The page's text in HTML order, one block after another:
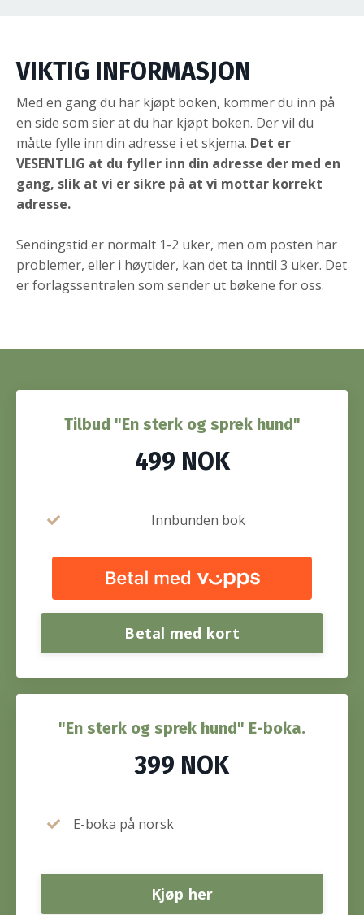
VIKTIG INFORMASJON
Med en gang du har kjøpt boken, kommer du inn på
en side som sier at du har kjøpt boken. Der vil du
måtte fylle inn din adresse i et skjema. Det er
VESENTLIG at du fyller inn din adresse der med en
gang, slik at vi er sikre på at vi mottar korrekt
adresse.
Sendingstid er normalt 1-2 uker, men om posten har
problemer, eller i høytider, kan det ta inntil 3 uker. Det
er forlagssentralen som sender ut bøkene for oss.
Tilbud "En sterk og sprek hund"
499 NOK
Innbunden bok
Betal med kort
"En sterk og sprek hund" E-boka.
399 NOK
E-boka på norsk
Kjøp her